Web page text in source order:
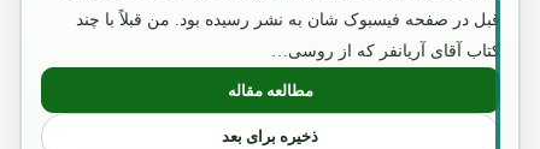
قبل در صفحه فیسبوک شان به نشر رسیده بود. من قبلاً با چند
کتاب آقای آریانفر که از روسی…
مطالعه مقاله
: آگست2018
ذخیره برای بعد